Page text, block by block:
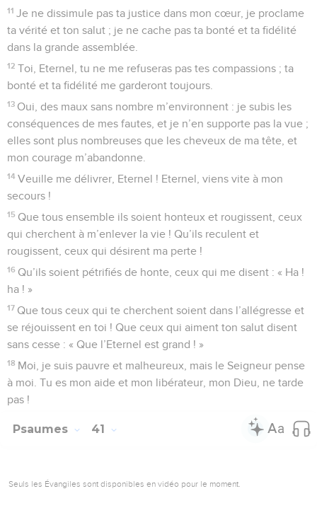
parce que je recherche le bien.
22 Ne m’abandonne pas, Eternel, mon Dieu, ne t’éloigne pas
de moi !
23 Viens vite à mon secours, Seigneur, mon salut !
Psaumes 39
Seuls les Évangiles sont disponibles en vidéo pour le moment.
Que tous sachent ce que tu as fait pour moi!
1 Au chef de chœur, à Jeduthun. Psaume de David.
2 Je disais : « Je veillerai sur ma conduite de peur de pécher
en paroles ; je mettrai un frein à mes lèvres tant que le
méchant sera devant moi. »
3 Je suis resté muet, dans le silence, je me suis tu, quoique
malheureux, et ma douleur était vive.
4 Mon cœur brûlait au fond de moi, mes pensées étaient
comme un feu brûlant, et la parole est venue sur ma langue :
« Eternel, fais-moi connaître quand finira ma vie, quel est le
nombre de mes jours, afin que je sache combien je suis peu
de chose.
Voici, tu as donné à mes jours la largeur de la main, et ma
7 Oui, l’homme va et vient comme une ombre : il s’agite,